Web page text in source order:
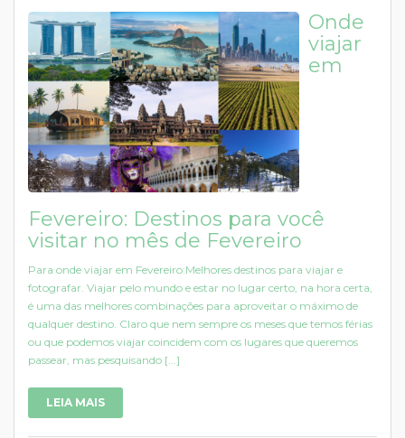
Onde
viajar
em
Fevereiro: Destinos para você
visitar no mês de Fevereiro
Para onde viajar em Fevereiro:Melhores destinos para viajar e
fotografar. Viajar pelo mundo e estar no lugar certo, na hora certa,
é uma das melhores combinações para aproveitar o máximo de
qualquer destino. Claro que nem sempre os meses que temos férias
ou que podemos viajar coincidem com os lugares que queremos
passear, mas pesquisando [...]
LEIA MAIS